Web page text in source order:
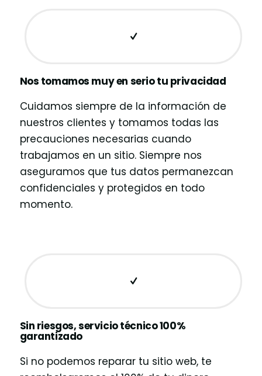
Nos tomamos muy en serio tu privacidad
Cuidamos siempre de la información de
nuestros clientes y tomamos todas las
precauciones necesarias cuando
trabajamos en un sitio. Siempre nos
aseguramos que tus datos permanezcan
confidenciales y protegidos en todo
momento.
Sin riesgos, servicio técnico 100%
garantizado
Si no podemos reparar tu sitio web, te